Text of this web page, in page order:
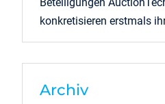
konkretisieren erstmals
Archiv